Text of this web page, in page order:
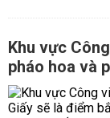
Khu vực
pháo hoa và